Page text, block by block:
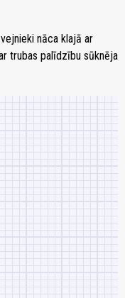
nāca klajā ar
trubas palīdzību sūknēja